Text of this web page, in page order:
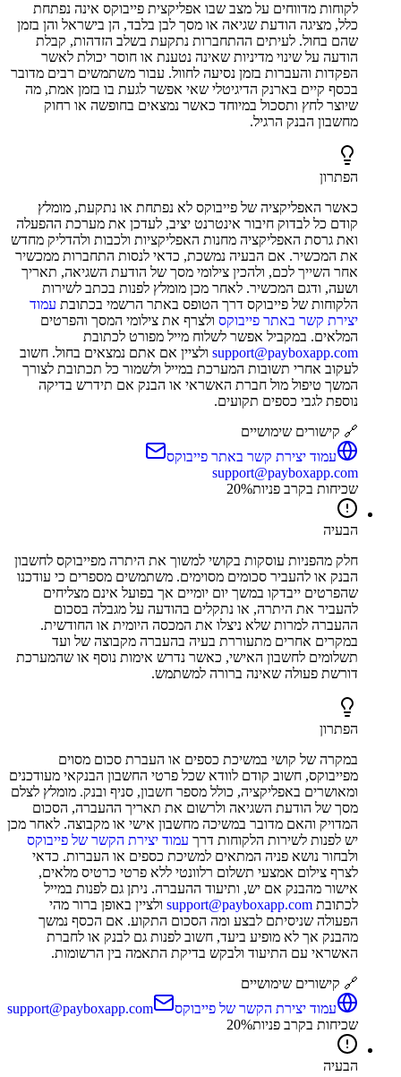
לקוחות מדווחים על מצב שבו אפליקצית פייבוקס אינה נפתחת
כלל, מציגה הודעת שגיאה או מסך לבן בלבד, הן בישראל והן בזמן
שהם בחול. לעיתים ההתחברות נתקעת בשלב הזדהות, קבלת
הודעה על שינוי מדיניות שאינה נטענת או חוסר יכולת לאשר
הפקדות והעברות בזמן נסיעה לחוול. עבור משתמשים רבים מדובר
בכסף קיים בארנק הדיגיטלי שאי אפשר לגעת בו בזמן אמת, מה
שיוצר לחץ ותסכול במיוחד כאשר נמצאים בחופשה או רחוק
מחשבון הבנק הרגיל.
הפתרון
כאשר האפליקציה של פייבוקס לא נפתחת או נתקעת, מומלץ
קודם כל לבדוק חיבור אינטרנט יציב, לעדכן את מערכת ההפעלה
ואת גרסת האפליקציה מחנות האפליקציות ולכבות ולהדליק מחדש
את המכשיר. אם הבעיה נמשכת, כדאי לנסות התחברות ממכשיר
אחר השייך לכם, ולהכין צילומי מסך של הודעת השגיאה, תאריך
ושעה, ודגם המכשיר. לאחר מכן מומלץ לפנות בכתב לשירות
הלקוחות של פייבוקס דרך הטופס באתר הרשמי בכתובת עמוד
יצירת קשר באתר פייבוקס ולצרף את צילומי המסך והפרטים
המלאים. במקביל אפשר לשלוח מייל מפורט לכתובת
support@payboxapp.com ולציין אם אתם נמצאים בחול. חשוב
לעקוב אחרי תשובות המערכת במייל ולשמור כל תכתובת לצורך
המשך טיפול מול חברת האשראי או הבנק אם תידרש בדיקה
נוספת לגבי כספים תקועים.
🔗 קישורים שימושיים
עמוד יצירת קשר באתר פייבוקס
support@payboxapp.com
שכיחות בקרב פניות
20%
הבעיה
חלק מהפניות עוסקות בקושי למשוך את היתרה מפייבוקס לחשבון
הבנק או להעביר סכומים מסוימים. משתמשים מספרים כי עודכנו
שהפרטים ייבדקו במשך יום יומיים אך בפועל אינם מצליחים
להעביר את היתרה, או נתקלים בהודעה על מגבלה בסכום
ההעברה למרות שלא ניצלו את המכסה היומית או החודשית.
במקרים אחרים מתעוררת בעיה בהעברה מקבוצה של ועד
תשלומים לחשבון האישי, כאשר נדרש אימות נוסף או שהמערכת
דורשת פעולה שאינה ברורה למשתמש.
הפתרון
במקרה של קושי במשיכת כספים או העברת סכום מסוים
מפייבוקס, חשוב קודם לוודא שכל פרטי החשבון הבנקאי מעודכנים
ומאושרים באפליקציה, כולל מספר חשבון, סניף ובנק. מומלץ לצלם
מסך של הודעת השגיאה ולרשום את תאריך ההעברה, הסכום
המדויק והאם מדובר במשיכה מחשבון אישי או מקבוצה. לאחר מכן
יש לפנות לשירות הלקוחות דרך עמוד יצירת הקשר של פייבוקס
ולבחור נושא פניה המתאים למשיכת כספים או העברות. כדאי
לצרף צילום אמצעי תשלום רלוונטי ללא פרטי כרטיס מלאים,
אישור מהבנק אם יש, ותיעוד ההעברה. ניתן גם לפנות במייל
לכתובת support@payboxapp.com ולציין באופן ברור מהי
הפעולה שניסיתם לבצע ומה הסכום התקוע. אם הכסף נמשך
מהבנק אך לא מופיע ביעד, חשוב לפנות גם לבנק או לחברת
האשראי עם התיעוד ולבקש בדיקת התאמה בין הרשומות.
🔗 קישורים שימושיים
עמוד יצירת הקשר של פייבוקס
support@payboxapp.com
שכיחות בקרב פניות
20%
הבעיה